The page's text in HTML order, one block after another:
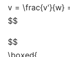
v = \frac{v'}{w}
$$
$$
\boxed{